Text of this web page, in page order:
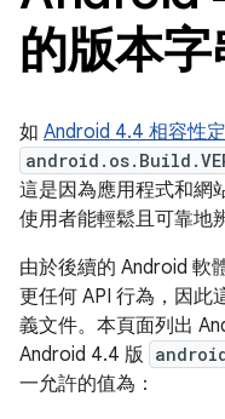
的版本字
如 Android 4.4 相容性
這是因為應用程式和網
使用者能輕鬆且可靠地
由於後續的 Android 軟
更任何 API 行為，因此
義文件。本頁面列出
Android 4.4 版
一允許的值為：